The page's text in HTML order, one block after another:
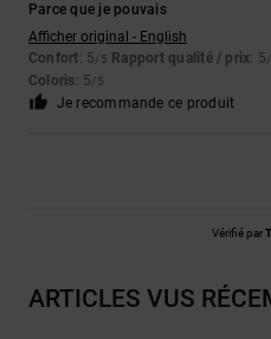
Parce que je pouvais
Afficher original - English
Confort: 5/5 Rapport qualité / prix: 5
Coloris: 5/5
Je recommande ce produit
Vérifié par
ARTICLES VUS